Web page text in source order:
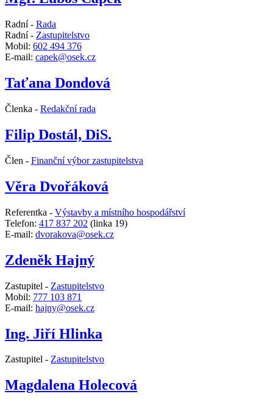
Radní - Rada
Radní - Zastupitelstvo
Mobil: 602 494 376
E-mail: capek@osek.cz
Taťana Dondová
Členka - Redakční rada
Filip Dostál, DiS.
Člen - Finanční výbor zastupitelstva
Věra Dvořáková
Referentka - Výstavby a místního hospodářství
Telefon: 417 837 202 (linka 19)
E-mail: dvorakova@osek.cz
Zdeněk Hajný
Zastupitel - Zastupitelstvo
Mobil: 777 103 871
E-mail: hajny@osek.cz
Ing. Jiří Hlinka
Zastupitel - Zastupitelstvo
Magdalena Holecová